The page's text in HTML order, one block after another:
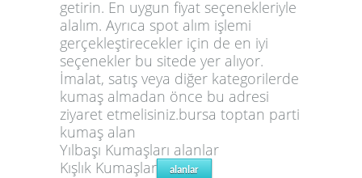
getirin. En uygun fiyat seçenekleriyle
alalım. Ayrıca spot alım işlemi
gerçekleştirecekler için de en iyi
seçenekler bu sitede yer alıyor.
İmalat, satış veya diğer kategorilerde
kumaş almadan önce bu adresi
ziyaret etmelisiniz.bursa toptan parti
kumaş alan
Yılbaşı Kumaşları alanlar
Kışlık Kumaşlar
alanlar